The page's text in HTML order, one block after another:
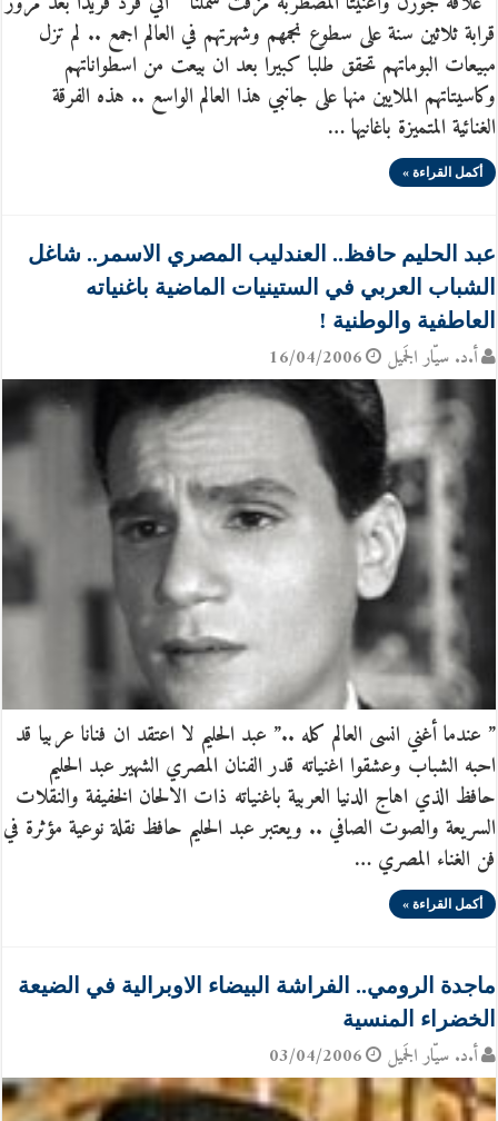
قرابة ثلاثين سنة على سطوع نجمهم وشهرتهم في العالم اجمع .. لم تزل
مبيعات البوماتهم تحقق طلبا كبيرا بعد ان بيعت من اسطواناتهم
وكاسيتاتهم الملايين منها على جانبي هذا العالم الواسع .. هذه الفرقة
الغنائية المتميزة باغانيها …
أكمل القراءة »
عبد الحليم حافظ.. العندليب المصري الاسمر.. شاغل
الشباب العربي في الستينيات الماضية باغنياته
العاطفية والوطنية !
أ.د. سيّار الجَميل 16/04/2006
” عندما أغني انسى العالم كله ..” عبد الحليم لا اعتقد ان فنانا عربيا قد
احبه الشباب وعشقوا اغنياته قدر الفنان المصري الشهير عبد الحليم
حافظ الذي اهاج الدنيا العربية باغنياته ذات الالحان الخفيفة والنقلات
السريعة والصوت الصافي .. ويعتبر عبد الحليم حافظ نقلة نوعية مؤثرة في
فن الغناء المصري …
أكمل القراءة »
ماجدة الرومي.. الفراشة البيضاء الاوبرالية في الضيعة
الخضراء المنسية
أ.د. سيّار الجَميل 03/04/2006